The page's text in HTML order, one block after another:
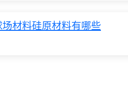
材料硅原材料有哪些